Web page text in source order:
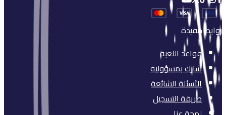
روابط مفيدة
قواعد اللعبة
شارك بمسؤولية
الأسئلة الشائعة
طريقة التسجيل